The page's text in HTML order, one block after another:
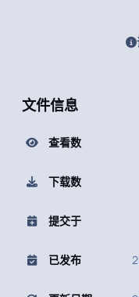
文件信息
查看数
下载数
提交于
已发布